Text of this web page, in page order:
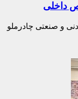
داخلی
و صنعتی چادرملو